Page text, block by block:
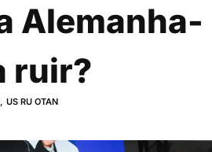
Alemanha-
ruir?
, US RU OTAN